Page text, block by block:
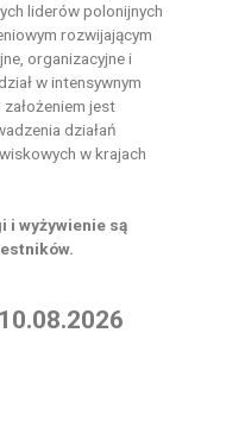
liderów polonijnych
rozwijającym
organizacyjne i
w intensywnym
jest
działań
w krajach
i wyżywienie są